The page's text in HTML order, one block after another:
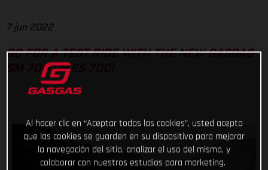
7 jun 2022
GO FOR A TEST RIDE WITH THE NEW GASGAS
SM 700 OR ES 700!
Al hacer clic en “Aceptar todas las cookies”, usted acepta
que las cookies se guarden en su dispositivo para mejorar
la navegación del sitio, analizar el uso del mismo, y
colaborar con nuestros estudios para marketing.